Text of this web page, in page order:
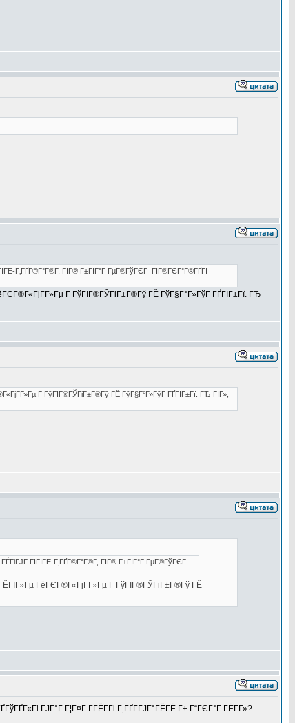
Г‚ГҐГ©Г°Г®Г­, ГІГ® Г±ГІГ°Г ГµГ®ГўГЄГ ГЇГ®ГЄГ°Г®ГҐГІ
Г ГўГІГ®ГЎГіГ±Г®Гў ГЁ ГўГ§Г°Г»ГўГ ГҐГІГ±Гї. ГЂ
Г ГўГІГ®ГЎГіГ±Г®Гў ГЁ ГўГ§Г°Г»ГўГ ГҐГІГ±Гї. ГЂ ГІГ»,
ГІГІГЁ-Г‚ГҐГ©Г°Г®Г­, ГІГ® Г±ГІГ°Г ГµГ®ГўГЄГ
ГёГЄГ®Г«ГјГ­Г»Гµ Г ГўГІГ®ГЎГіГ±Г®Гў ГЁ
ГЈГ°Г Г¦Г¤Г Г­ГЁГ­Гі Г‚ГҐГ­ГЈГ°ГЁГЁ Г± Г“ГЄГ°Г ГЁГ­Г»?